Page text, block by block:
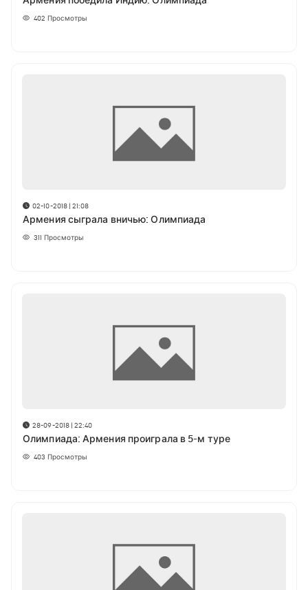
402 Просмотры
02-10-2018 | 21:08
Армения сыграла вничью: Олимпиада
311 Просмотры
28-09-2018 | 22:40
Олимпиада: Армения проиграла в 5-м туре
403 Просмотры